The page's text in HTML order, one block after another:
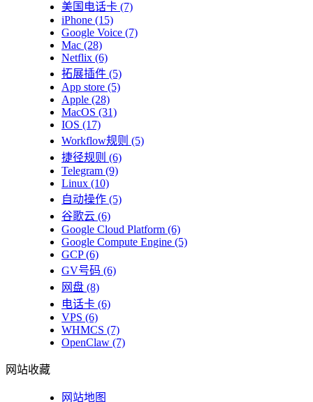
美国电话卡 (7)
iPhone (15)
Google Voice (7)
Mac (28)
Netflix (6)
拓展插件 (5)
App store (5)
Apple (28)
MacOS (31)
IOS (17)
Workflow规则 (5)
捷径规则 (6)
Telegram (9)
Linux (10)
自动操作 (5)
谷歌云 (6)
Google Cloud Platform (6)
Google Compute Engine (5)
GCP(6)
GV号码 (6)
网盘 (8)
电话卡 (6)
VPS (6)
WHMCS (7)
OpenClaw (7)
网站收藏
网站地图